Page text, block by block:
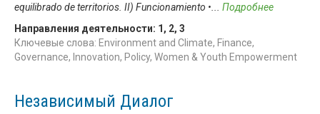
equilibrado de territorios. II) Funcionamiento •
Подробнее
Направления деятельности: 1 , 2, 3
Ключевые слова: Environment and Climate, Finance,
Governance, Innovation, Policy, Women & Youth Empowerment
Независимый Диалог